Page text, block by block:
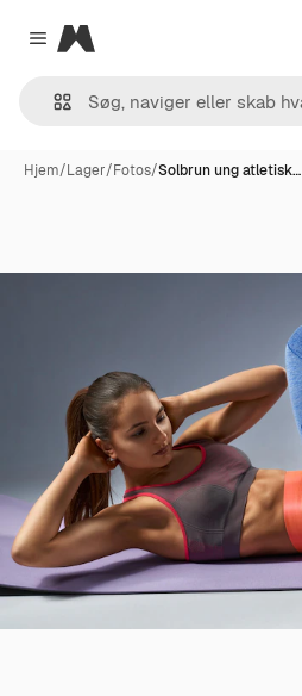
Close menu
Magnific
Hjem/Lager/Fotos/Solbrun ung atletisk…